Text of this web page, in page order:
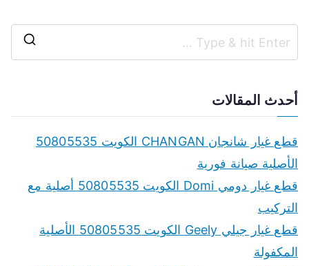
r
أحدث المقالات
قطع غيار شانجان CHANGAN الكويت 50805535
الأصلية صيانة فورية
قطع غيار دومي Domi الكويت 50805535 أصلية مع
التركيب
قطع غيار جيلي Geely الكويت 50805535 الأصلية
المكفولة